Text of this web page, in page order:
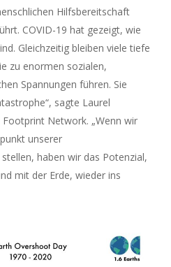
Hilfsbereitschaft
COVID-19 hat gezeigt, wie
Gleichzeitig bleiben viele tiefe
zu enormen sozialen,
Spannungen führen. Sie
sagte Laurel
Network. „Wenn wir
unserer
haben wir das Potenzial,
mit der Erde, wieder ins